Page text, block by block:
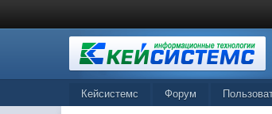
Кейсистемс Форум